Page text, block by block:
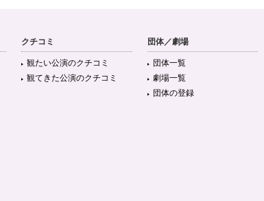
クチコミ
観たい公演のクチコミ
観てきた公演のクチコミ
団体／劇場
団体一覧
劇場一覧
団体の登録